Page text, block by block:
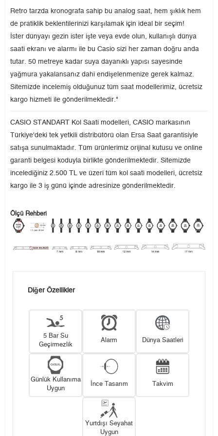
Retro tarzda kronografa sahip bu analog saat, hem şıklık hem
de pratiklik beklentilerinizi karşılamak için ideal bir seçim!
İster dünyayı gezin ister işte veya evde olun, kullanışlı dünya
saati ekranı ve alarmı ile bu Casio sizi her zaman doğru anda
tutar. 50 metreye kadar suya dayanıklı yapısı sayesinde
yağmura yakalansanız dahi endişelenmenize gerek kalmaz.
Sitemizde incelemiş olduğunuz tüm saat modellerimiz, ücretsiz
kargo hizmeti ile gönderilmektedir."
CASIO STANDART Kol Saati modelleri, CASIO markasının
Türkiye'deki tek yetkili distribütörü olan Ersa Saat garantisiyle
satışa sunulmaktadır. Tüm ürünlerimiz orijinal kutusu ve online
garanti belgesi koduyla birlikte gönderilmektedir. Sitemizde
incelediğiniz 2.500 TL ve üzeri tüm kol saati modelleri, ücretsiz
kargo ile 3 iş günü içinde adresinize gönderilmektedir.
Ölçü Rehberi
Diğer Özellikler
5 Bar Su
Geçirmezlik
Alarm Dünya Saatleri
Günlük Kullanıma
Uygun
İnce Tasarım Takvim
Yurtdışı Seyahat
Uygun